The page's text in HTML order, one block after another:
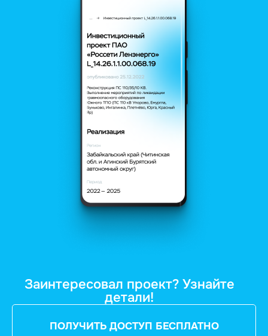
Заинтересовал проект? Узнайте
детали!
ПОЛУЧИТЬ ДОСТУП БЕСПЛАТНО